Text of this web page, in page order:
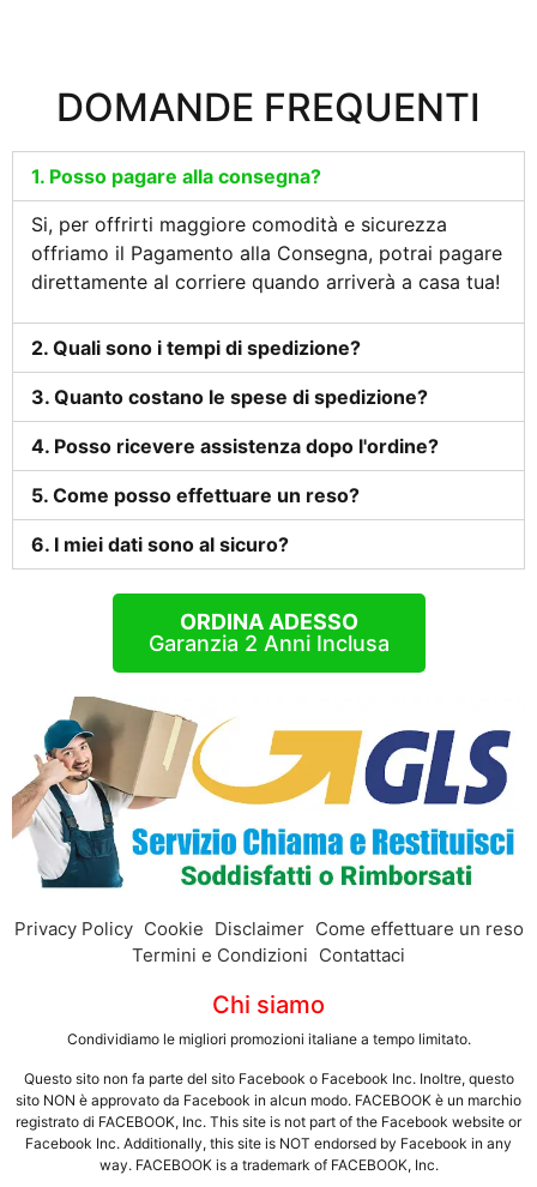
DOMANDE FREQUENTI
1. Posso pagare alla consegna?
Si, per offrirti maggiore comodità e sicurezza
offriamo il Pagamento alla Consegna, potrai pagare
direttamente al corriere quando arriverà a casa tua!
2. Quali sono i tempi di spedizione?
3. Quanto costano le spese di spedizione?
4. Posso ricevere assistenza dopo l'ordine?
5. Come posso effettuare un reso?
6. I miei dati sono al sicuro?
ORDINA ADESSO
Garanzia 2 Anni Inclusa
Privacy Policy Cookie Disclaimer Come effettuare un reso
Termini e Condizioni Contattaci
Chi siamo
Condividiamo le migliori promozioni italiane a tempo limitato.
Questo sito non fa parte del sito Facebook o Facebook Inc. Inoltre, questo
sito NON è approvato da Facebook in alcun modo. FACEBOOK è un marchio
registrato di FACEBOOK, Inc. This site is not part of the Facebook website or
Facebook Inc. Additionally, this site is NOT endorsed by Facebook in any
way. FACEBOOK is a trademark of FACEBOOK, Inc.